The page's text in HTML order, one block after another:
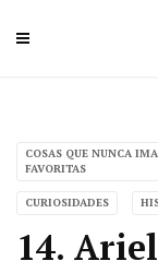
COSAS QUE NUNCA
FAVORITAS
CURIOSIDADES
14.